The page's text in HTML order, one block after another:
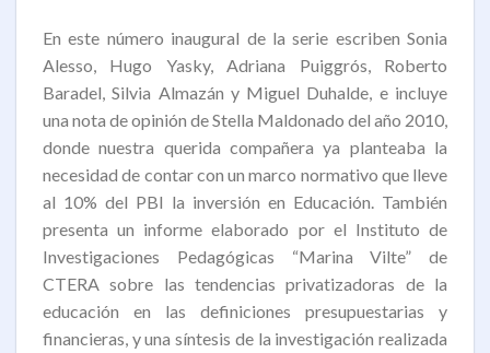
En este número inaugural de la serie escriben Sonia
Alesso, Hugo Yasky, Adriana Puiggrós, Roberto
Baradel, Silvia Almazán y Miguel Duhalde, e incluye
una nota de opinión de Stella Maldonado del año 2010,
donde nuestra querida compañera ya planteaba la
necesidad de contar con un marco normativo que lleve
al 10% del PBI la inversión en Educación. También
presenta un informe elaborado por el Instituto de
Investigaciones Pedagógicas “Marina Vilte” de
CTERA sobre las tendencias privatizadoras de la
educación en las definiciones presupuestarias y
financieras, y una síntesis de la investigación realizada